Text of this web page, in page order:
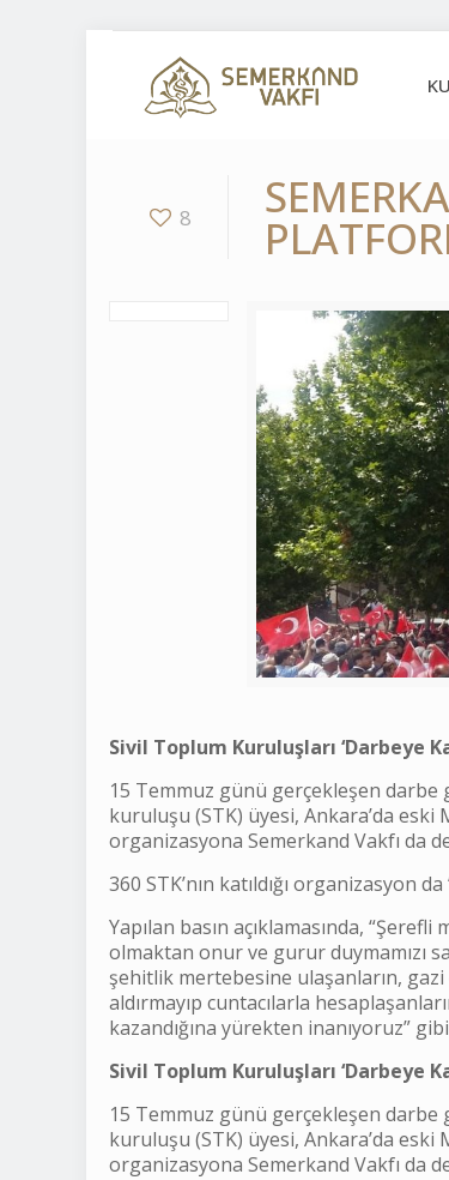
8
Sivil Toplum Kuruluşları ‘Darbeye
15 Temmuz günü gerçekleşen darbe
kuruluşu (STK) üyesi, Ankara’da
organizasyona Semerkand Vakfı da
360 STK’nın katıldığı organizasyon
Yapılan basın açıklamasında,
olmaktan onur ve gurur duymamızı
şehitlik mertebesine ulaşanların,
aldırmayıp cuntacılarla
kazandığına yürekten inanıyoruz”
Sivil Toplum Kuruluşları ‘Darbeye
15 Temmuz günü gerçekleşen darbe
kuruluşu (STK) üyesi, Ankara’da
organizasyona Semerkand Vakfı da